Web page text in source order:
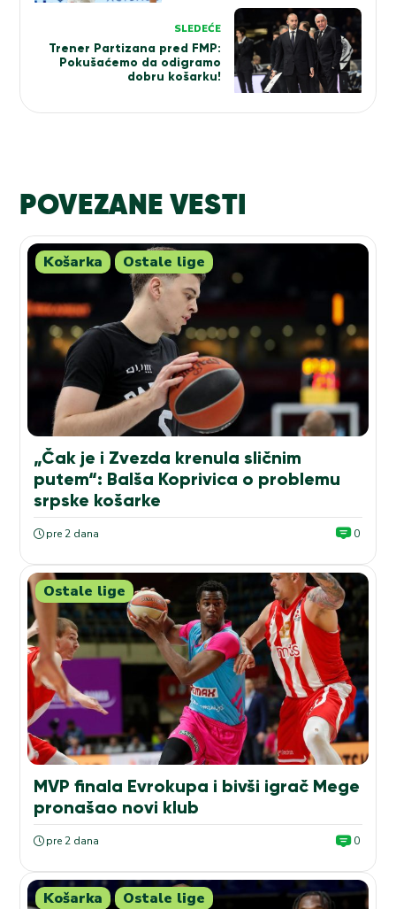
SLEDEĆE
Trener Partizana pred FMP:
Pokušaćemo da odigramo
dobru košarku!
POVEZANE VESTI
Košarka Ostale lige
„Čak je i Zvezda krenula sličnim
putem“: Balša Koprivica o problemu
srpske košarke
pre 2 dana 0
Ostale lige
MVP finala Evrokupa i bivši igrač Mege
pronašao novi klub
pre 2 dana 0
Košarka Ostale lige